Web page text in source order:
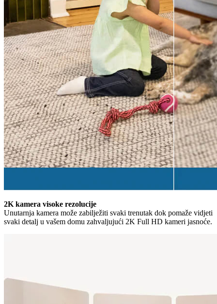
2K kamera visoke rezolucije
Unutarnja kamera može zabilježiti svaki trenutak dok pomaže vidjeti
svaki detalj u vašem domu zahvaljujući 2K Full HD kameri jasnoće.